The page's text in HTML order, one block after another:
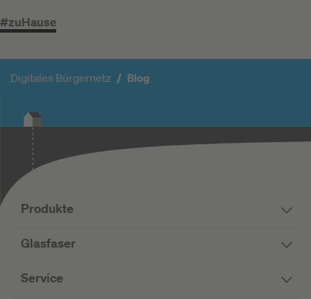
#zuHause
Digitales Bürgernetz Blog
Produkte
Glasfaser
Service